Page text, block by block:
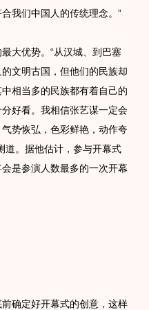
我们中国人的传统理念。”
大优势。“从汉城、到巴塞
文明古国，但他们的民族却
相当多的民族都有着自己的
好看。我相信张艺谋一定会
势恢弘，色彩鲜艳，动作夸
道。据他估计，参与开幕式
是参演人数最多的一次开幕
确定好开幕式的创意，这样